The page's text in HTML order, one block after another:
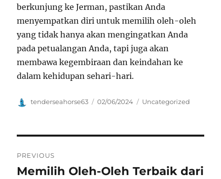
berkunjung ke Jerman, pastikan Anda
menyempatkan diri untuk memilih oleh-oleh
yang tidak hanya akan mengingatkan Anda
pada petualangan Anda, tapi juga akan
membawa kegembiraan dan keindahan ke
dalam kehidupan sehari-hari.
Author
tenderseahorse63
Posted
02/06/2024 Categories
Uncategorized
pos
PREVIOUS
Previous
Memilih Oleh-Oleh Terbaik dari